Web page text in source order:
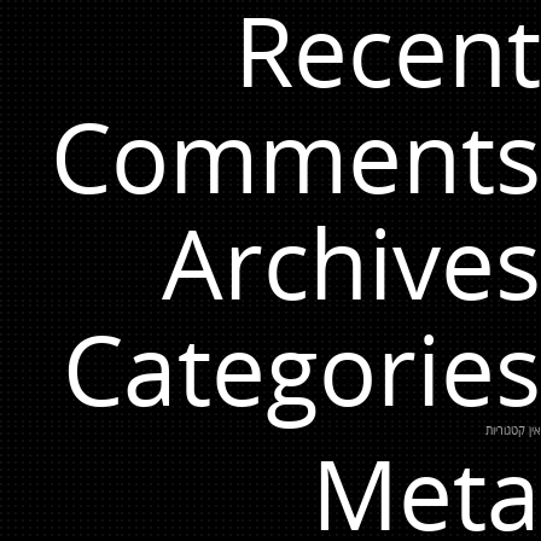
Recent
Comments
Archives
Categories
אין קטגוריות
Meta